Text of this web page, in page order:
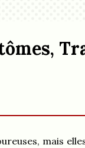
mais